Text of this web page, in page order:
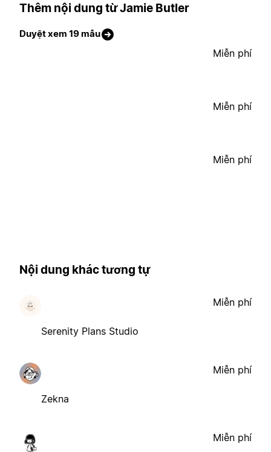
Thêm nội dung từ Jamie Butler
Duyệt xem 19 mẫu
Miễn phí
Miễn phí
Miễn phí
Nội dung khác tương tự
Serenity Plans Studio
Miễn phí
Zekna
Miễn phí
Miễn phí